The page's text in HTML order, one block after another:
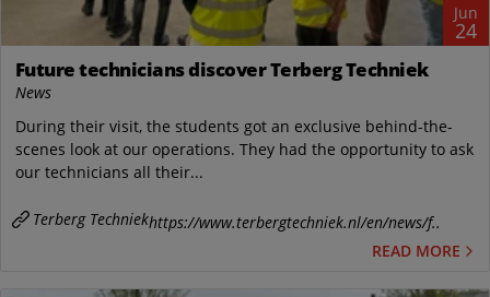
Jun
24
Future technicians discover Terberg Techniek
News
During their visit, the students got an exclusive behind-the-
scenes look at our operations. They had the opportunity to ask
our technicians all their...
Terberg Techniekhttps://www.terbergtechniek.nl/en/news/f..
READ MORE